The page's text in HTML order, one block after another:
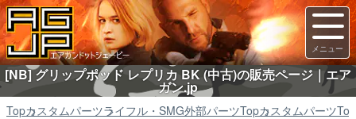
[NB] グリップポッド レプリカ BK (中古)の販売ページ｜エア
ガン.jp
Topカスタムパーツライフル・SMG外部パーツTopカスタムパーツTop